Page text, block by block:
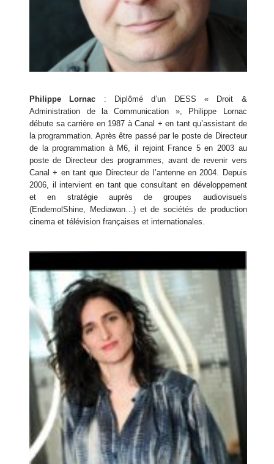
Philippe Lornac : Diplômé d’un DESS « Droit &
Administration de la Communication », Philippe Lornac
débute sa carrière en 1987 à Canal + en tant qu’assistant de
la programmation. Après être passé par le poste de Directeur
de la programmation à M6, il rejoint France 5 en 2003 au
poste de Directeur des programmes, avant de revenir vers
Canal + en tant que Directeur de l’antenne en 2004. Depuis
2006, il intervient en tant que consultant en développement
et en stratégie auprès de groupes audiovisuels
(EndemolShine, Mediawan…) et de sociétés de production
cinema et télévision françaises et internationales.